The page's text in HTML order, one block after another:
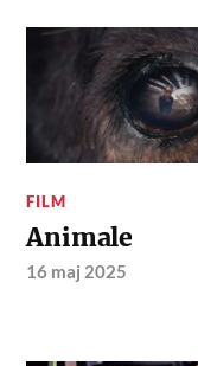
FILM
Animale
16 maj 2025